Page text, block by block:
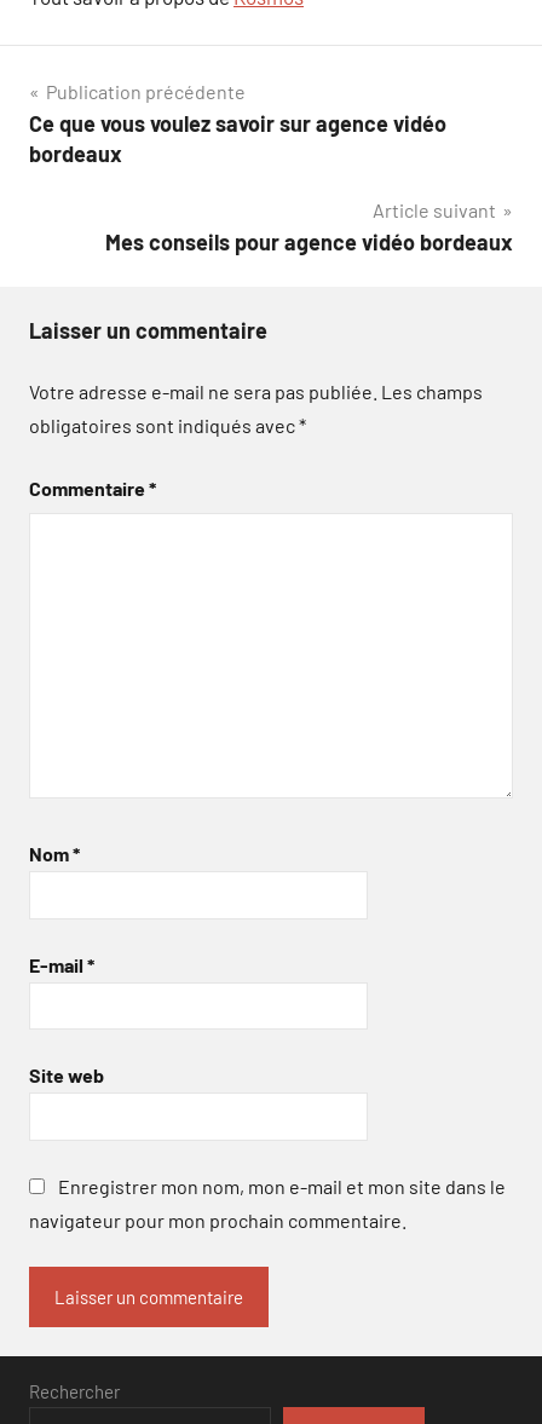
Navigation
de
Publication précédente
Ce que vous voulez savoir sur agence vidéo
bordeaux
Article suivant
Mes conseils pour agence vidéo bordeaux
Laisser un commentaire
Votre adresse e-mail ne sera pas publiée. Les champs
obligatoires sont indiqués avec*
Commentaire*
Nom*
E-mail *
Site web
Enregistrer mon nom, mon e-mail et mon site dans le
navigateur pour mon prochain commentaire.
Rechercher